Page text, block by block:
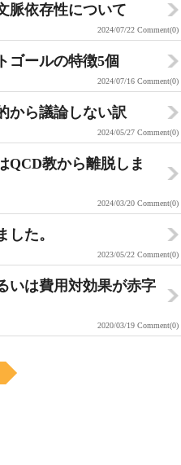
脈依存性について
2024/07/22 Comment(0)
ゴールの特徴5個
2024/07/16 Comment(0)
から議論しない訳
2024/05/27 Comment(0)
QCD教から離脱しま
2024/03/20 Comment(0)
た。
2023/05/22 Comment(0)
いは費用対効果が赤字
2020/03/19 Comment(0)